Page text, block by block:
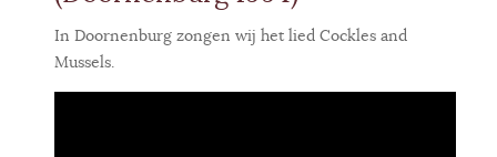
In Doornenburg zongen wij het lied Cockles and
Mussels.